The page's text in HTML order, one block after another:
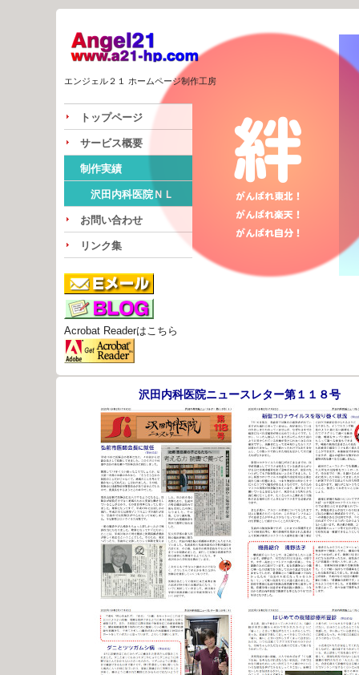
エンジェル２１ ホームページ制作工房
トップページ
サービス概要
制作実績
沢田内科医院ＮＬ
お問い合わせ
リンク集
Acrobat Readerはこちら
沢田内科医院ニュースレター第１１８号